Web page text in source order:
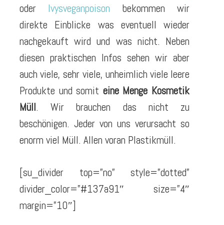
oder Ivysveganpoison bekommen wir
direkte Einblicke was eventuell wieder
nachgekauft wird und was nicht. Neben
diesen praktischen Infos sehen wir aber
auch viele, sehr viele, unheimlich viele leere
Produkte und somit eine Menge Kosmetik
Müll. Wir brauchen das nicht zu
beschönigen. Jeder von uns verursacht so
enorm viel Müll. Allen voran Plastikmüll.
[su_divider top=”no” style=”dotted”
divider_color=”#137a91″ size=”4″
margin=”10″]